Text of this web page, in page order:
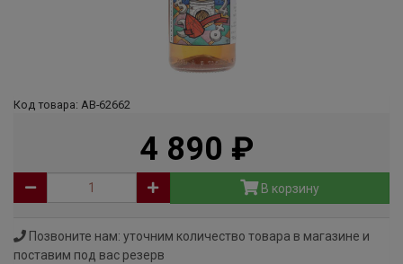
Код товара: АВ-62662
4 890
В корзину
Позвоните нам: уточним количество товара в магазине и
поставим под вас резерв